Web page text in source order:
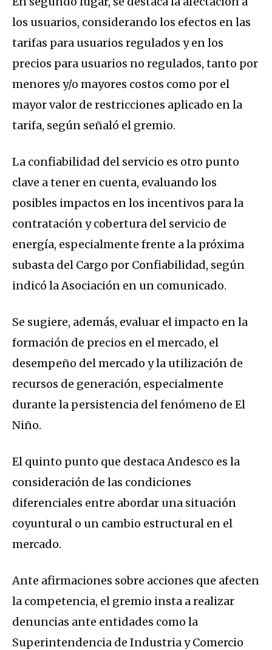
los usuarios, considerando los efectos en las
tarifas para usuarios regulados y en los
precios para usuarios no regulados, tanto por
menores y/o mayores costos como por el
mayor valor de restricciones aplicado en la
tarifa, según señaló el gremio.
La confiabilidad del servicio es otro punto
clave a tener en cuenta, evaluando los
posibles impactos en los incentivos para la
contratación y cobertura del servicio de
energía, especialmente frente a la próxima
subasta del Cargo por Confiabilidad, según
indicó la Asociación en un comunicado.
Se sugiere, además, evaluar el impacto en la
formación de precios en el mercado, el
desempeño del mercado y la utilización de
recursos de generación, especialmente
durante la persistencia del fenómeno de El
Niño.
El quinto punto que destaca Andesco es la
consideración de las condiciones
diferenciales entre abordar una situación
coyuntural o un cambio estructural en el
mercado.
Ante afirmaciones sobre acciones que afecten
la competencia, el gremio insta a realizar
denuncias ante entidades como la
Superintendencia de Industria y Comercio